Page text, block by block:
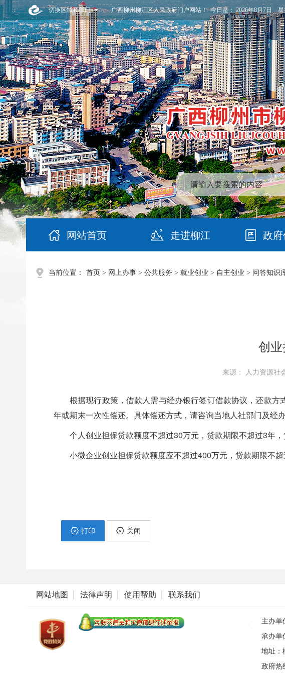
切换区域和部门 广西柳州柳江区人民政府门户网站！ 今日是：2026年8月7日
网站首页 走进柳江 政
当前位置： 首页 > 网上办事 > 公共服务 > 就业创业 > 自主创业 > 问答知识
创业
来源： 人力资源社
根据现行政策，借款人需与经办银行签订借款协议，还款
年或期末一次性偿还。具体偿还方式，请咨询当地人社部门及经办
个人创业担保贷款额度不超过30万元，贷款期限不超过3年，
小微企业创业担保贷款额度应不超过400万元，贷款期限不超
打印 关闭
网站地图 法律声明 使用帮助 联系我们
主办单
承办单
地址：
政府热